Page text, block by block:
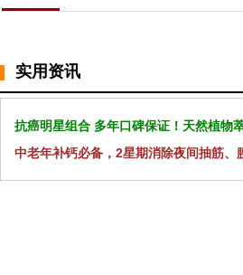
实用资讯
抗癌明星组合 多年口碑保证！天然植物
中老年补钙必备，2星期消除夜间抽筋